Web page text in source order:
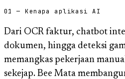
01 — Kenapa aplikasi AI
Dari OCR faktur, chatbot
dokumen, hingga deteksi
memangkas pekerjaan
sekejap. Bee Mata